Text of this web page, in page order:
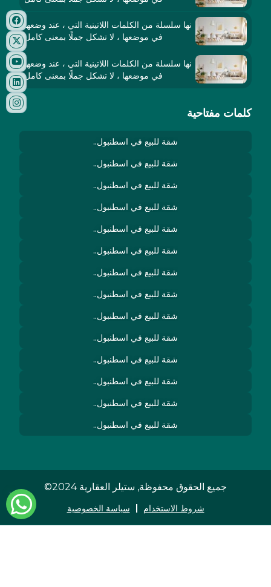
كلمات مفتاحية
شقة للبيع في اسطنبول..
شقة للبيع في اسطنبول..
شقة للبيع في اسطنبول..
شقة للبيع في اسطنبول..
شقة للبيع في اسطنبول..
شقة للبيع في اسطنبول..
شقة للبيع في اسطنبول..
شقة للبيع في اسطنبول..
شقة للبيع في اسطنبول..
شقة للبيع في اسطنبول..
شقة للبيع في اسطنبول..
شقة للبيع في اسطنبول..
شقة للبيع في اسطنبول..
شقة للبيع في اسطنبول..
نها سلسلة من الكلمات اللاتينية التي ، عند وضعها
في موضعها ، لا تشكل جملًا بمعنى كامل
نها سلسلة من الكلمات اللاتينية التي ، عند وضعها
في موضعها ، لا تشكل جملًا بمعنى كامل
جميع الحقوق محفوظة, ستيلر العقارية 2024©
سياسة الخصوصية شروط الاستخدام